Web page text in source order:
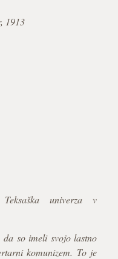
1913
univerza v
so imeli svojo lastno
komunizem. To je